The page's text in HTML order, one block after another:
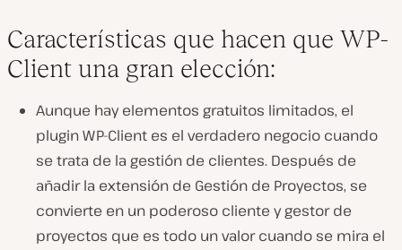
Características que hacen que WP-
Client una gran elección:
Aunque hay elementos gratuitos limitados, el
plugin WP-Client es el verdadero negocio cuando
se trata de la gestión de clientes. Después de
añadir la extensión de Gestión de Proyectos, se
convierte en un poderoso cliente y gestor de
proyectos que es todo un valor cuando se mira el